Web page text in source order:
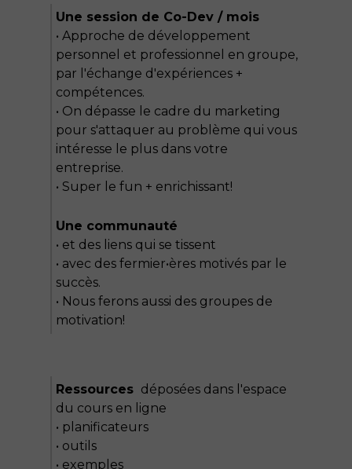
Une session de Co-Dev / mois
• Approche de développement
personnel et professionnel en groupe,
par l'échange d'expériences +
compétences.
• On dépasse le cadre du marketing
pour s'attaquer au problème qui vous
intéresse le plus dans votre
entreprise.
• Super le fun + enrichissant!
Une communauté
• et des liens qui se tissent
• avec des fermier•ères motivés par le
succès.
• Nous ferons aussi des groupes de
motivation!
Ressources déposées dans l'espace
du cours en ligne
• planificateurs
• outils
• exemples